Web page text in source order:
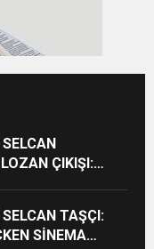
ÇIKIŞI:
TAŞÇI:
SİNEMA